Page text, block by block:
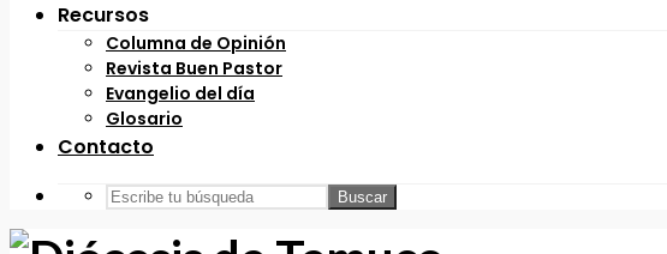
Recursos
Columna de Opinión
Revista Buen Pastor
Evangelio del día
Glosario
Contacto
Buscar